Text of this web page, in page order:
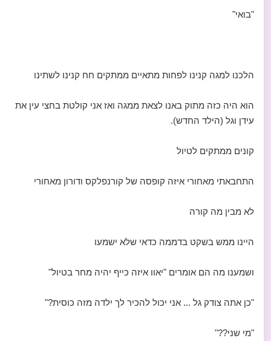
"בואי"
הלכנו למגה קנינו לפחות מתאיים ממתקים חח קנינו לשתינו
הוא היה כזה מתוק באנו לצאת ממגה ואז אני קולטת בחצי עין את
עידן וגל (הילד החדש).
קונים ממתקים לטיול
התחבאתי מאחורי איזה קופסה של קורנפלקס ודורון מאחורי
לא מבין מה קורה
היינו ממש בשקט בדממה כדאי שלא ישמעו
ושמענו מה הם אומרים "יאוו איזה כייף יהיה מחר בטיול"
"כן אתה צודק גל ... אני יכול להכיר לך ילדה מזה כוסית?"
"מי שני??"